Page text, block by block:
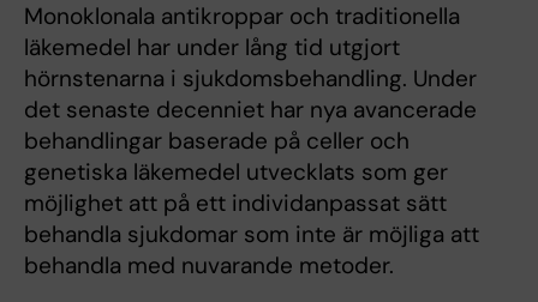
Monoklonala antikroppar och traditionella
läkemedel har under lång tid utgjort
hörnstenarna i sjukdomsbehandling. Under
det senaste decenniet har nya avancerade
behandlingar baserade på celler och
genetiska läkemedel utvecklats som ger
möjlighet att på ett individanpassat sätt
behandla sjukdomar som inte är möjliga att
behandla med nuvarande metoder.